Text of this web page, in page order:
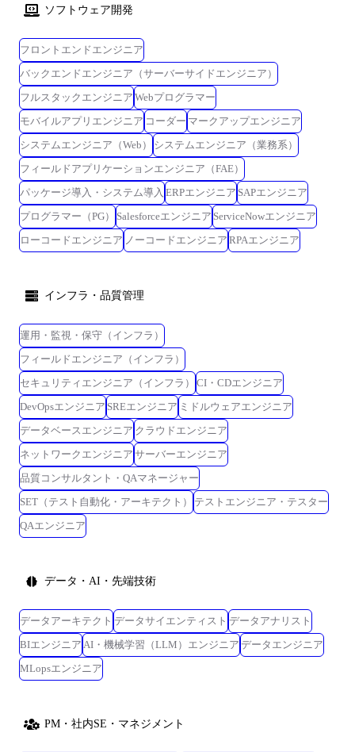
ソフトウェア開発
フロントエンドエンジニア
バックエンドエンジニア（サーバーサイドエンジニア）
フルスタックエンジニア Webプログラマー
モバイルアプリエンジニア コーダー マークアップエンジニア
システムエンジニア（Web）
システムエンジニア（業務系）
フィールドアプリケーションエンジニア（FAE）
パッケージ導入・システム導入 ERPエンジニア SAPエンジニア
プログラマー（PG）
Salesforceエンジニア ServiceNowエンジニア
ローコードエンジニア ノーコードエンジニア RPAエンジニア
インフラ・品質管理
運用・監視・保守（インフラ）
フィールドエンジニア（インフラ）
セキュリティエンジニア（インフラ）
CI・CDエンジニア
DevOpsエンジニア SREエンジニア ミドルウェアエンジニア
データベースエンジニア クラウドエンジニア
ネットワークエンジニア サーバーエンジニア
品質コンサルタント・QAマネージャー
SET（テスト自動化・アーキテクト）
テストエンジニア・テスター
QAエンジニア
データ・AI・先端技術
データアーキテクト データサイエンティスト データアナリスト
BIエンジニア AI・機械学習（LLM）エンジニア データエンジニア
MLopsエンジニア
PM・社内SE・マネジメント